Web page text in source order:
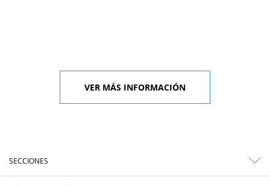
VER MÁS INFORMACIÓN
SECCIONES